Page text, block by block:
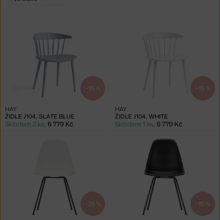
−15 %
ŽIDLE J104, SLATE BLUE
HAY
Skladem 2 ks 6 779 Kč
−15 %
ŽIDLE J104, WHITE
HAY
Skladem 1 ks 6 779 Kč
−20 % −15 %